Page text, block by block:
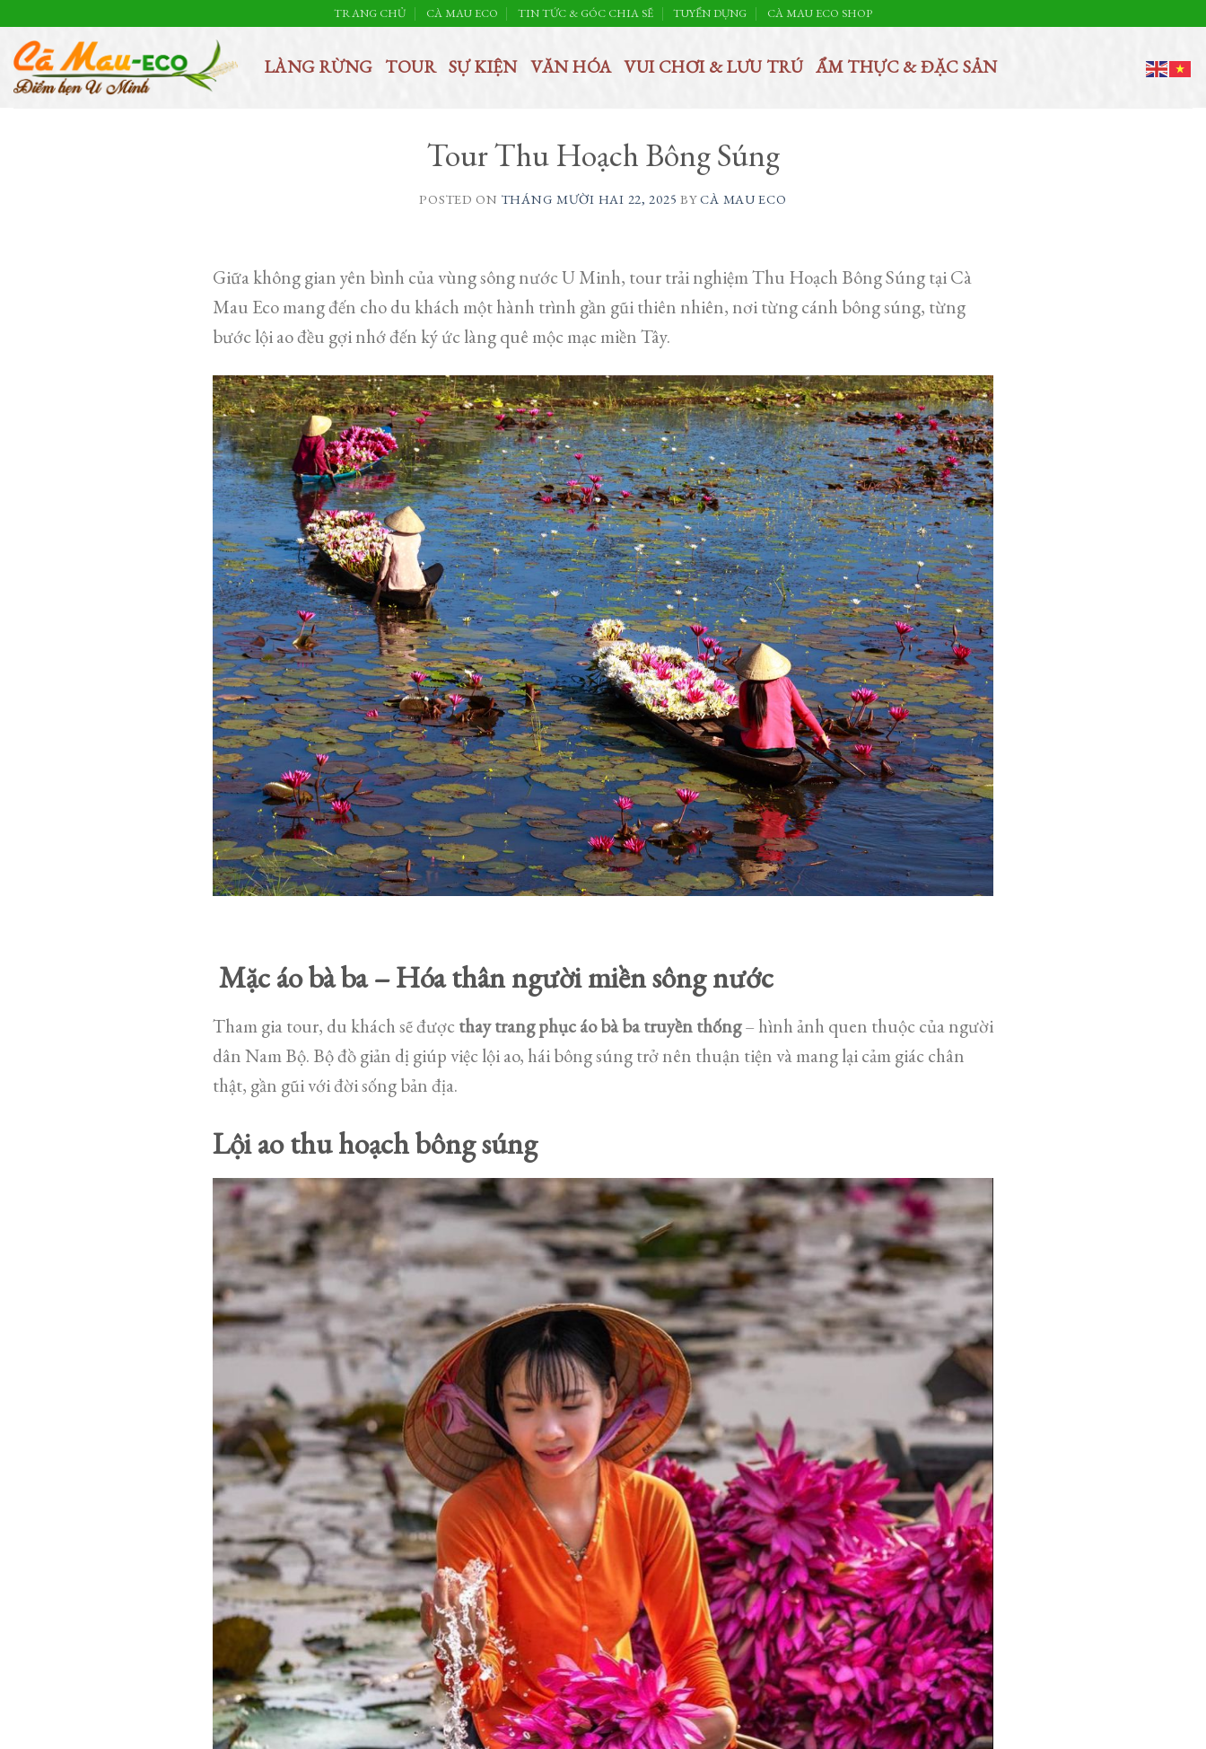
content
TRANG CHỦ CÀ MAU ECO TIN TỨC & GÓC CHIA SẼ TUYỂN DỤNG CÀ MAU ECO SHOP
LÀNG RỪNG TOUR SỰ KIỆN VĂN HÓA VUI CHƠI & LƯU TRÚ ẨM THỰC & ĐẶC SẢN
Tour Thu Hoạch Bông Súng
POSTED ON THÁNG MƯỜI HAI 22, 2025 BYCÀ MAU ECO
Giữa không gian yên bình của vùng sông nước U Minh, tour trải nghiệm Thu Hoạch Bông Súng tại Cà
Mau Eco mang đến cho du khách một hành trình gần gũi thiên nhiên, nơi từng cánh bông súng, từng
bước lội ao đều gợi nhớ đến ký ức làng quê mộc mạc miền Tây.
Mặc áo bà ba – Hóa thân người miền sông nước
Tham gia tour, du khách sẽ được thay trang phục áo bà ba truyền thống– hình ảnh quen thuộc của người
dân Nam Bộ. Bộ đồ giản dị giúp việc lội ao, hái bông súng trở nên thuận tiện và mang lại cảm giác chân
thật, gần gũi với đời sống bản địa.
Lội ao thu hoạch bông súng